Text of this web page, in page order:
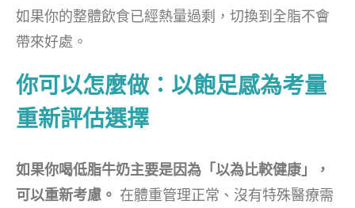
如果你的整體飲食已經熱量過剩，切換到全脂不會
帶來好處。
你可以怎麼做：以飽足感為考量
重新評估選擇
如果你喝低脂牛奶主要是因為「以為比較健康」，
可以重新考慮。 在體重管理正常、沒有特殊醫療需